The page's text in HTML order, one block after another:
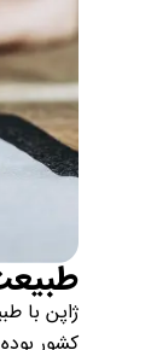
ژاپن با
کشور